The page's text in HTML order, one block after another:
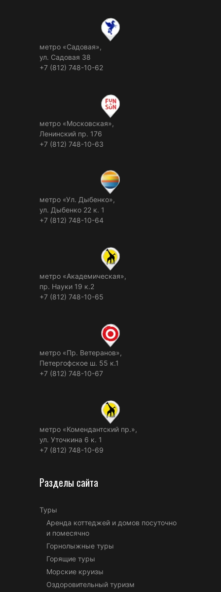
метро «Садовая»,
ул. Садовая 38
+7 (812) 748-10-62
метро «Московская»,
Ленинский пр. 176
+7 (812) 748-10-63
метро «Ул. Дыбенко»,
ул. Дыбенко 22 к. 1
+7 (812) 748-10-64
метро «Академическая»,
пр. Науки 19 к.2
+7 (812) 748-10-65
метро «Пр. Ветеранов»,
Петергофское ш. 55 к.1
+7 (812) 748-10-67
метро «Комендантский пр.»,
ул. Уточкина 6 к. 1
+7 (812) 748-10-69
Разделы сайта
Туры
Аренда коттеджей и домов посуточно
и помесячно
Горнолыжные туры
Горящие туры
Морские круизы
Оздоровительный туризм